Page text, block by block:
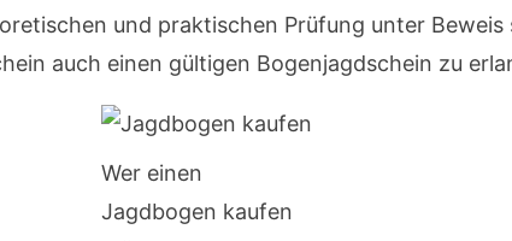
und praktischen Prüfung unter Beweis
auch einen gültigen Bogenjagdschein zu
Wer einen
Jagdbogen kaufen